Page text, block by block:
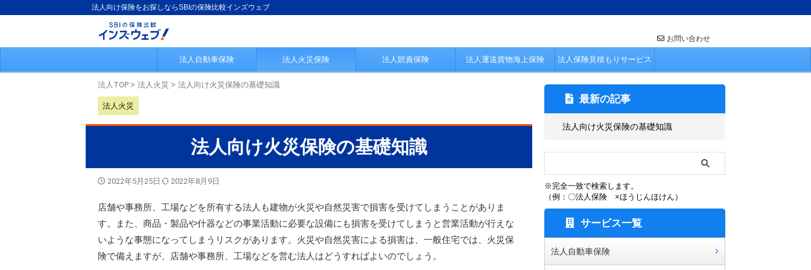
法人向け保険をお探しならSBIの保険比較インズウェブ
お問い合わせ
法人自動車保険 法人火災保険 法人賠責保険 法人運送貨物海上保険 法人保険見積もりサービス
法人TOP > 法人火災 > 法人向け火災保険の基礎知識
法人火災
法人向け火災保険の基礎知識
2022年5月25日 2022年8月9日
店舗や事務所、工場などを所有する法人も建物が火災や自然災害で損害を受けてしまうことがありま
す。また、商品・製品や什器などの事業活動に必要な設備にも損害を受けてしまうと営業活動が行えな
いような事態になってしまうリスクがあります。火災や自然災害による損害は、一般住宅では、火災保
険で備えますが、店舗や事務所、工場などを営む法人はどうすればよいのでしょう。
最新の記事
法人向け火災保険の基礎知識
※完全一致で検索します。
（例：〇法人保険 ×ほうじんほけん）
サービス一覧
法人自動車保険